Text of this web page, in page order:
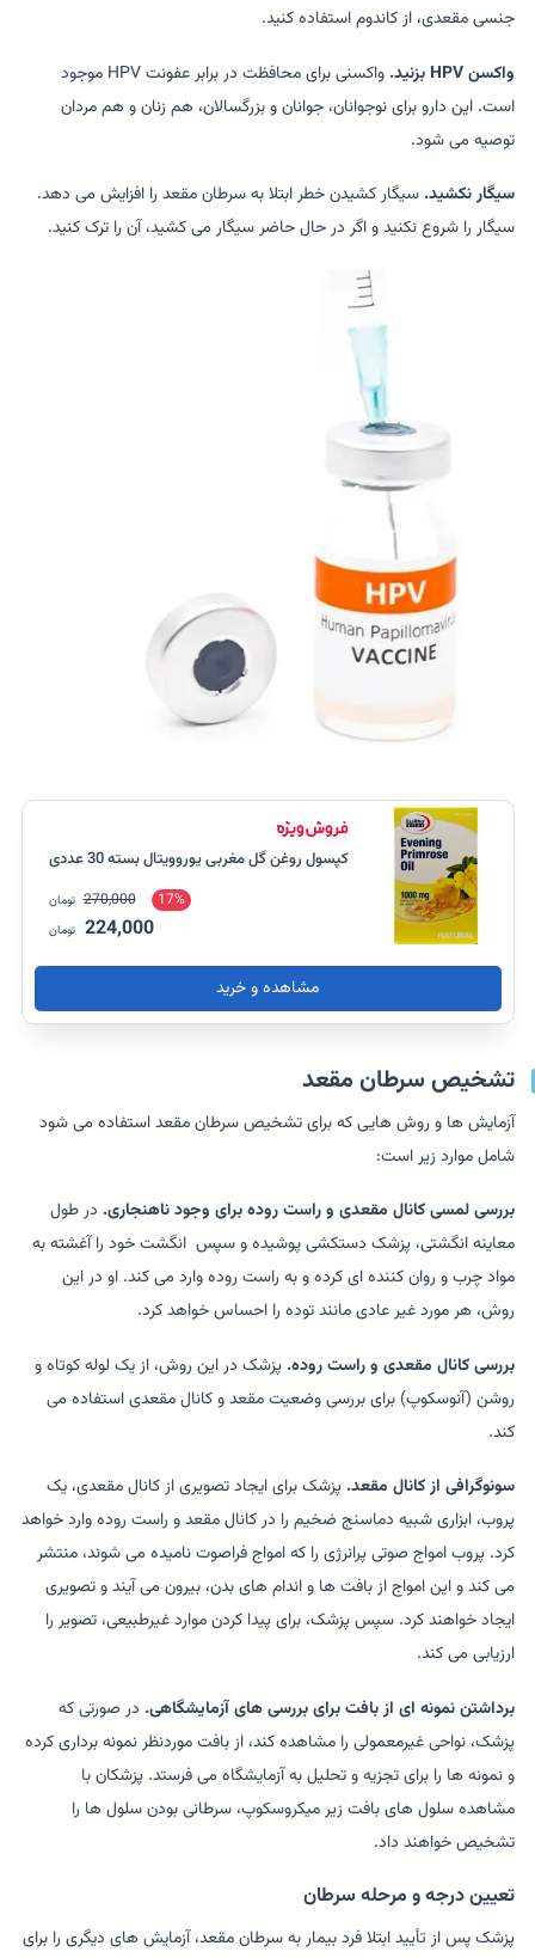
جنسی مقعدی، از کاندوم استفاده کنید.
واکسن HPV بزنید.
واکسنی برای محافظت در برابر عفونت HPV موجود
است. این دارو برای نوجوانان، جوانان و بزرگسالان، هم زنان و هم مردان
توصیه می شود.
سیگار نکشید. سیگار کشیدن خطر ابتلا به سرطان مقعد را افزایش می دهد.
سیگار را شروع نکنید و اگر در حال حاضر سیگار می کشید، آن را ترک کنید.
کپسول روغن گل مغربی یوروویتال بسته 30 عددی
17%
270,000 تومان
224,000 تومان
مشاهده و خرید
تشخیص سرطان مقعد
آزمایش ها و روش هایی که برای تشخیص سرطان مقعد استفاده می شود
شامل موارد زیر است:
بررسی لمسی کانال مقعدی و راست روده برای وجود ناهنجاری. در طول
معاینه انگشتی، پزشک دستکشی پوشیده و سپس انگشت خود را آغشته به
مواد چرب و روان کننده ای کرده و به راست روده وارد می کند. او در این
روش، هر مورد غیر عادی مانند توده را احساس خواهد کرد.
بررسی کانال مقعدی و راست روده. پزشک در این روش، از یک لوله کوتاه و
روشن (آنوسکوپ) برای بررسی وضعیت مقعد و کانال مقعدی استفاده می
کند.
سونوگرافی از کانال مقعد. پزشک برای ایجاد تصویری از کانال مقعدی، یک
پروب، ابزاری شبیه دماسنج ضخیم را در کانال مقعد و راست روده وارد خواهد
کرد. پروب امواج صوتی پرانرژی را که امواج فراصوت نامیده می شوند، منتشر
می کند و این امواج از بافت ها و اندام های بدن، بیرون می آیند و تصویری
ایجاد خواهند کرد. سپس پزشک، برای پیدا کردن موارد غیرطبیعی، تصویر را
ارزیابی می کند.
برداشتن نمونه ای از بافت برای بررسی های آزمایشگاهی. در صورتی که
پزشک، نواحی غیرمعمولی را مشاهده کند، از بافت موردنظر نمونه برداری کرده
و نمونه ها را برای تجزیه و تحلیل به آزمایشگاه می فرستد. پزشکان با
مشاهده سلول های بافت زیر میکروسکوپ، سرطانی بودن سلول ها را
تشخیص خواهند داد.
تعیین درجه و مرحله سرطان
پزشک پس از تأیید ابتلا فرد بیمار به سرطان مقعد، آزمایش های دیگری را برای